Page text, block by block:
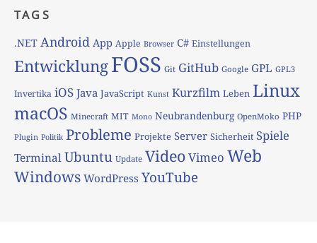
TAGS
.NET Android App Apple Browser C# Einstellungen
EntwicklungFOSS Git GitHub Google GPL GPL3
Invertika iOS Java JavaScript Kunst Kurzfilm Leben Linux
macOS Minecraft MIT Mono Neubrandenburg OpenMoko PHP
Plugin Politik Probleme Projekte Server Sicherheit Spiele
TerminalUbuntu Update VideoVimeo Web
Windows WordPress YouTube